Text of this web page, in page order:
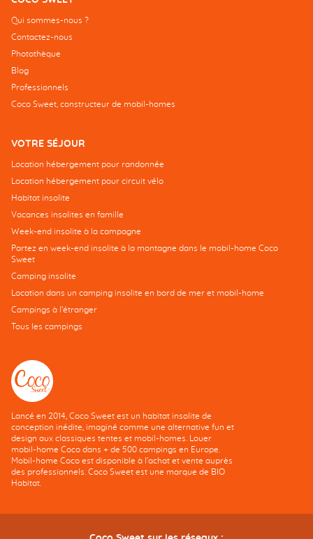
Qui sommes-nous ?
Contactez-nous
Photothèque
Blog
Professionnels
Coco Sweet, constructeur de mobil-homes
VOTRE SÉJOUR
Location hébergement pour randonnée
Location hébergement pour circuit vélo
Habitat insolite
Vacances insolites en famille
Week-end insolite à la campagne
Partez en week-end insolite à la montagne dans le mobil-home Coco
Sweet
Camping insolite
Location dans un camping insolite en bord de mer et mobil-home
Campings à l’étranger
Tous les campings
Lancé en 2014, Coco Sweet est un habitat insolite de
conception inédite, imaginé comme une alternative fun et
design aux classiques tentes et mobil-homes. Louer
mobil-home Coco dans + de 500 campings en Europe.
Mobil-home Coco est disponible à l'achat et vente auprès
des professionnels. Coco Sweet est une marque de BIO
Habitat.